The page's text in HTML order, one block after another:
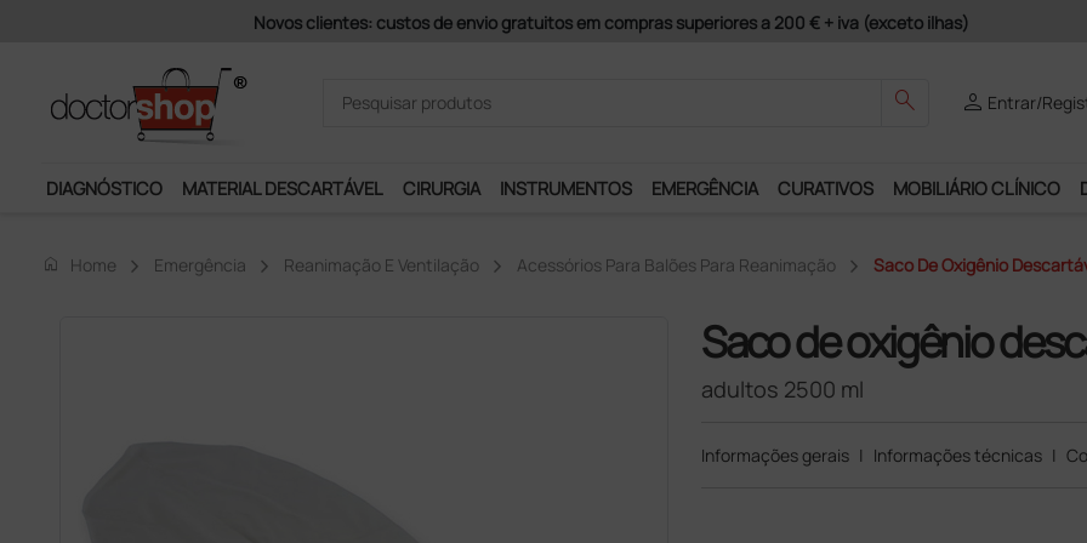
Pagamentos Seguros e Garantia de Satisfação!
search person Entrar/
DIAGNÓSTICO MATERIAL DESCARTÁVEL CIRURGIA INSTRUMENTOS EMERGÊNCIA CURATIVOS MOBILIÁRIO CLÍNICO
home Home Emergência Reanimação E Ventilação Acessórios Para Balões Para Reanimação Saco De Oxigênio
Saco de oxigênio
adultos 2500 ml
Informações gerais | Informações técnicas |